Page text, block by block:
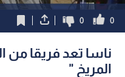
0
0
ناسا تعد فريقا من
المريخ "